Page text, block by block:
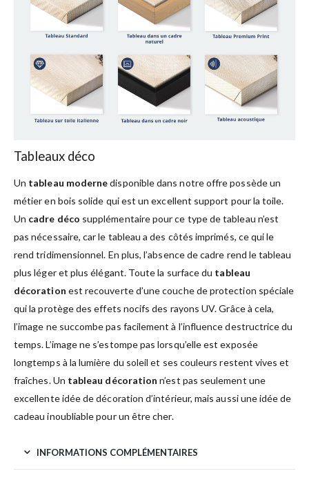
Tableaux déco
Un tableau modernedisponible dans notre offre possède un
métier en bois solide qui est un excellent support pour la toile.
Un cadre déco supplémentaire pour ce type de tableau n’est
pas nécessaire, car le tableau a des côtés imprimés, ce qui le
rend tridimensionnel. En plus, l’absence de cadre rend le tableau
plus léger et plus élégant. Toute la surface du tableau
décoration est recouverte d’une couche de protection spéciale
qui la protège des effets nocifs des rayons UV. Grâce à cela,
l’image ne succombe pas facilement à l’influence destructrice du
temps. L’image ne s’estompe pas lorsqu’elle est exposée
longtemps à la lumière du soleil et ses couleurs restent vives et
fraîches. Un tableau décoration n’est pas seulement une
excellente idée de décoration d’intérieur, mais aussi une idée de
cadeau inoubliable pour un être cher.
INFORMATIONS COMPLÉMENTAIRES